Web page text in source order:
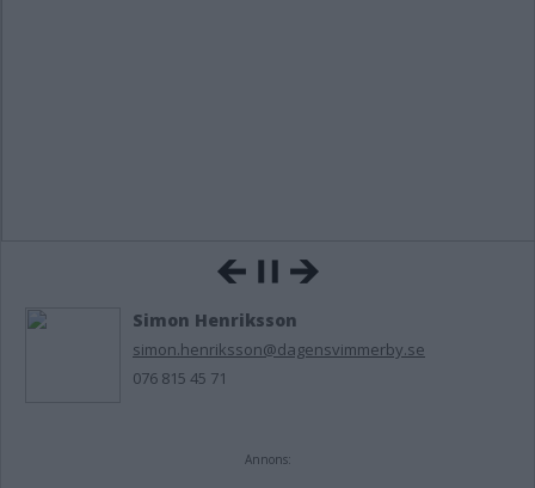
Simon Henriksson
simon.henriksson@dagensvimmerby.se
076 815 45 71
Annons: